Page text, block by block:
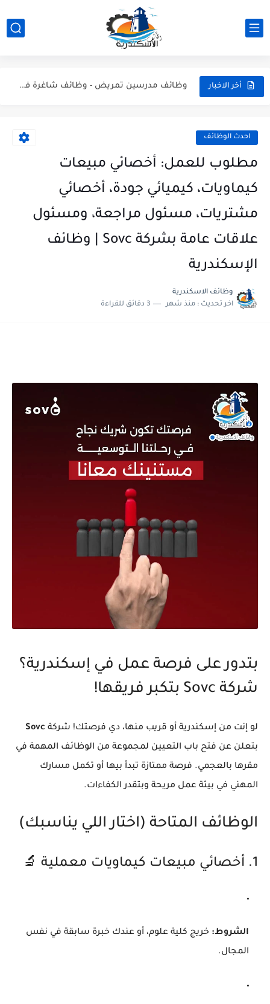
أخر الاخبار
عاجل: وظيفة محاسب عام في الإسكندرية (سموحة) | شركة مراسي...
وظائف مدرسين تمريض - وظائف شاغرة في المعهد الفني للتمريض...
شيف كريب، كاشير، وأعضاء مطبخ | وظائف مطعم ذا كريبياري... احدث الوظائف
مطلوب للعمل: أخصائي مبيعات
كيماويات، كيميائي جودة، أخصائي
مشتريات، مسئول مراجعة، ومسئول
علاقات عامة بشركة Sovc | وظائف
الإسكندرية
وظائف الاسكندرية
اخر تحديث : منذ شهر 3 دقائق للقراءة
بتدور على فرصة عمل في إسكندرية؟
شركة Sovc بتكبر فريقها!
لو إنت من إسكندرية أو قريب منها، دي فرصتك! شركة Sovc
بتعلن عن فتح باب التعيين لمجموعة من الوظائف المهمة في
مقرها بالعجمي. فرصة ممتازة تبدأ بيها أو تكمل مسارك
المهني في بيئة عمل مريحة وبتقدر الكفاءات.
الوظائف المتاحة (اختار اللي يناسبك)
1. أخصائي مبيعات كيماويات معملية 🔬
الشروط: خريج كلية علوم، أو عندك خبرة سابقة في نفس
المجال.